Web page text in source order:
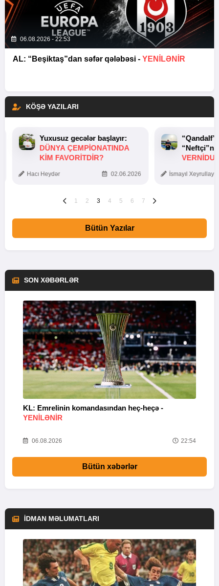
06.08.2026 - 22:53
AL: “Beşiktaş”dan səfər qələbəsi - YENİLƏNİR
KÖŞƏ YAZILARI
Yuxusuz gecələr başlayır:
DÜNYA ÇEMPIONATINDA
KIM FAVORITDIR?
Hacı Heydər 02.06.2026 İsmayıl
1 2 3 4 5 6 7
Bütün Yazılar
SON XƏBƏRLƏR
KL: Emrelinin komandasından heç-heçə -
YENİLƏNİR
06.08.2026 22:54
Bütün xəbərlər
İDMAN MƏLUMATLARI